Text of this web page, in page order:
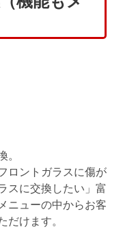
ロントガラスに傷が
スに交換したい」富
ニューの中からお客
けます。